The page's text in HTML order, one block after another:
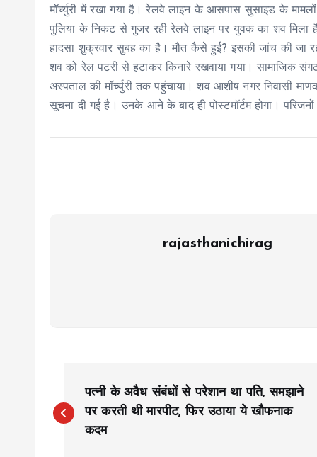
मॉर्च्युरी में रखा गया है। रेलवे लाइन के आसपास सुसाइड के
पुलिया के निकट से गुजर रही रेलवे लाइन पर युवक का शव मिला
हादसा शुक्रवार सुबह का है। मौत कैसे हुई? इसकी जांच की जा
शव को रेल पटरी से हटाकर किनारे रखवाया गया। सामाजिक
अस्पताल की मॉर्च्युरी तक पहुंचाया। शव आशीष नगर निवासी
सूचना दी गई है। उनके आने के बाद ही पोस्टमॉर्टम होगा।
rajasthanichirag
o
पत्नी के अवैध संबंधों से परेशान था पति, समझाने
पर करती थी मारपीट, फिर उठाया ये खौफनाक
कदम